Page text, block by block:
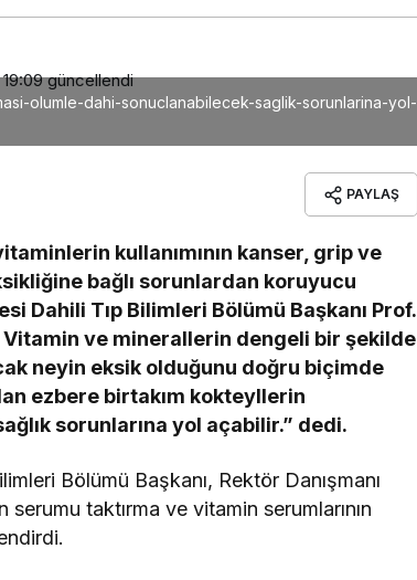
güncellendi
olumle-dahi-sonuclanabilecek-saglik-sorunlarina-yol-
PAYLAŞ
kullanımının kanser, grip ve
bağlı sorunlardan koruyucu
Dahili Tıp Bilimleri Bölümü Başkanı Prof.
Vitamin ve minerallerin dengeli bir şekilde
neyin eksik olduğunu doğru biçimde
ezbere birtakım kokteyllerin
sorunlarına yol açabilir.” dedi.
Bölümü Başkanı, Rektör Danışmanı
taktırma ve vitamin serumlarının